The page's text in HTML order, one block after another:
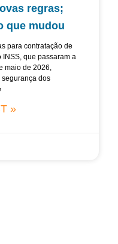
regras;
que mudou
para contratação de
INSS, que passaram a
maio de 2026,
dos
»